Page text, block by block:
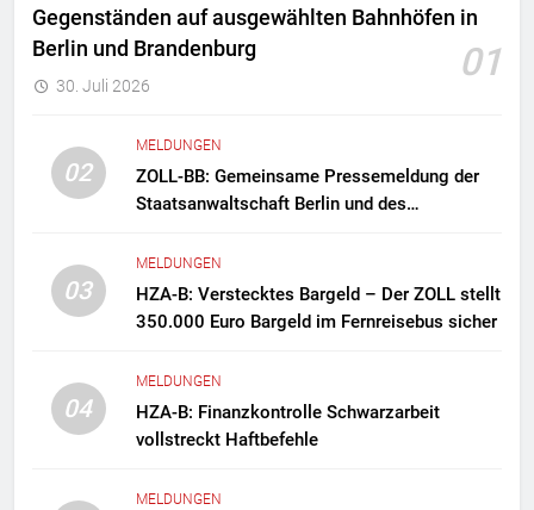
Gegenständen auf ausgewählten Bahnhöfen in
Berlin und Brandenburg
01
30. Juli 2026
02
MELDUNGEN
ZOLL-BB: Gemeinsame Pressemeldung der
Staatsanwaltschaft Berlin und des
Zollfahndung hebt mutmaßliches
Drogenlabor aus
03
MELDUNGEN
HZA-B: Verstecktes Bargeld – Der ZOLL stellt
350.000 Euro Bargeld im Fernreisebus sicher
04
MELDUNGEN
HZA-B: Finanzkontrolle Schwarzarbeit
vollstreckt Haftbefehle
MELDUNGEN